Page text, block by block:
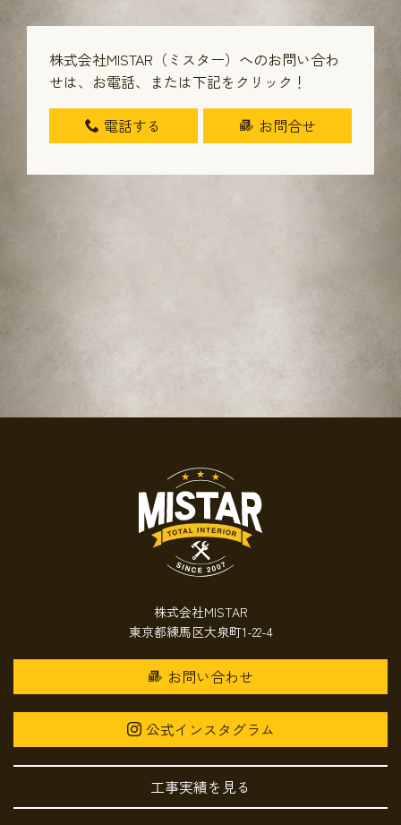
株式会社MISTAR（ミスター）へのお問い合わ
せは、 お電話、または下記をクリック！
電話する お問合せ
株式会社MISTAR
東京都練馬区大泉町1-22-4
お問い合わせ
公式インスタグラム
工事実績を見る